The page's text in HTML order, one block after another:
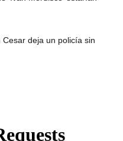
deja un policía sin